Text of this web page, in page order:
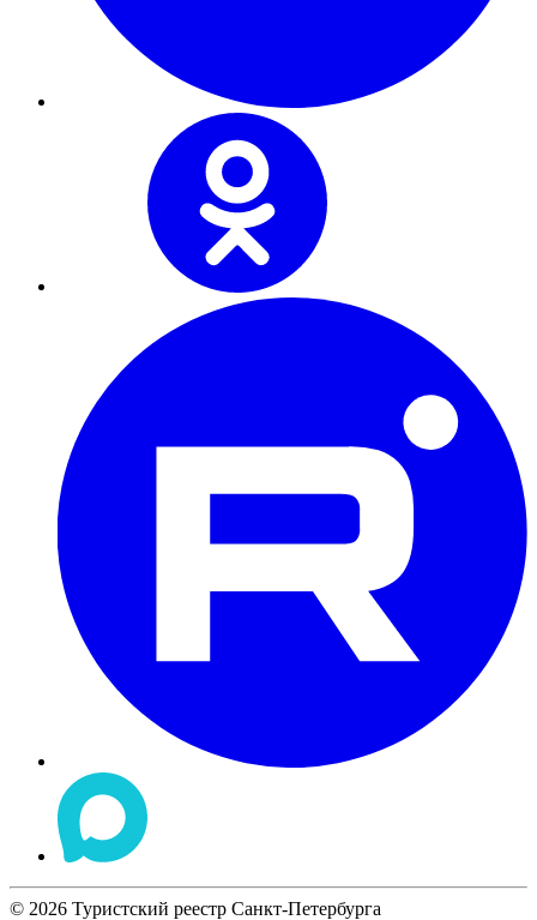
© 2026 Туристский реестр Санкт-Петербурга